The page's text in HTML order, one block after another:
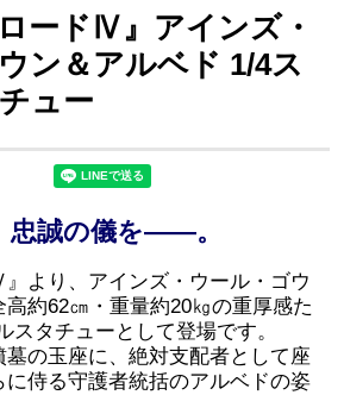
ロードⅣ』アインズ・
ン＆アルベド 1/4ス
ュー
忠誠の儀を――。
』より、アインズ・ウール・ゴウ
約62㎝・重量約20㎏の重厚感た
スタチューとして登場です。
の玉座に、絶対支配者として座
侍る守護者統括のアルベドの姿